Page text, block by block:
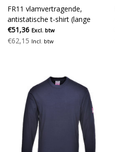
FR11 vlamvertragende,
antistatische t-shirt (lange
mouwen), grijs
€51,36 Excl. btw
€62,15 Incl. btw